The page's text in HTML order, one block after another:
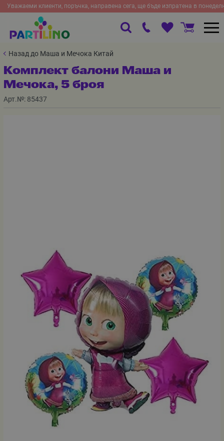
Уважаеми клиенти, поръчка, направена сега, ще бъде изпратена в
Назад до Маша и Мечока Китай
Комплект балони Маша и
Мечока, 5 броя
Арт.№: 85437